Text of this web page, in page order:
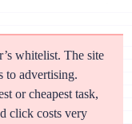
whitelist. The site
to advertising.
or cheapest task,
click costs very